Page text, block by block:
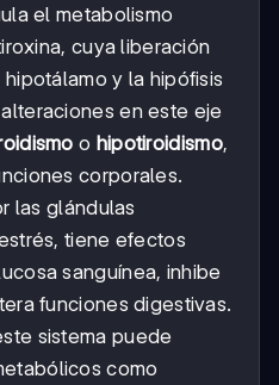
el metabolismo
cuya liberación
y la hipófisis
en este eje
o hipotiroidismo,
corporales.
las glándulas
tiene efectos
sanguínea, inhibe
funciones digestivas.
sistema puede
como